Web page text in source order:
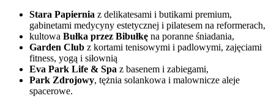
Stara Papiernia z delikatesami i butikami premium,
gabinetami medycyny estetycznej i pilatesem na reformerach,
kultowa Bułka przez Bibułkę na poranne śniadania,
Garden Club z kortami tenisowymi i padlowymi, zajęciami
fitness, yogą i siłownią
Eva Park Life & Spa z basenem i zabiegami,
Park Zdrojowy, tężnia solankowa i malownicze aleje
spacerowe.